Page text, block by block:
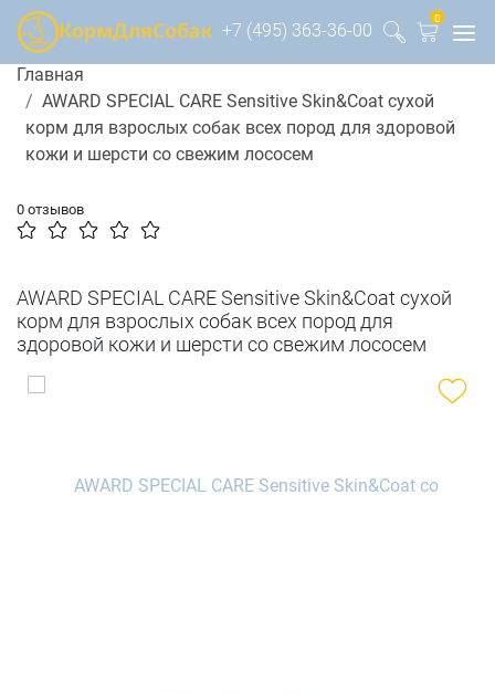
+7 (495) 363-36-00
0
Главная
AWARD SPECIAL CARE Sensitive Skin&Coat сухой
корм для взрослых собак всех пород для здоровой
кожи и шерсти со свежим лососем
0 отзывов
AWARD SPECIAL CARE Sensitive Skin&Coat сухой
корм для взрослых собак всех пород для
здоровой кожи и шерсти со свежим лососем